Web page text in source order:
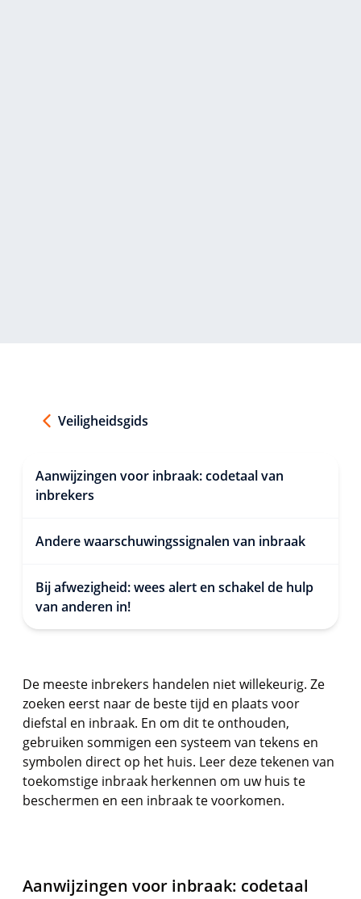
Veiligheidsgids
Aanwijzingen voor inbraak: codetaal van
inbrekers
Andere waarschuwingssignalen van inbraak
Bij afwezigheid: wees alert en schakel de hulp
van anderen in!
De meeste inbrekers handelen niet willekeurig. Ze
zoeken eerst naar de beste tijd en plaats voor
diefstal en inbraak. En om dit te onthouden,
gebruiken sommigen een systeem van tekens en
symbolen direct op het huis. Leer deze tekenen van
toekomstige inbraak herkennen om uw huis te
beschermen en een inbraak te voorkomen.
Aanwijzingen voor inbraak: codetaal